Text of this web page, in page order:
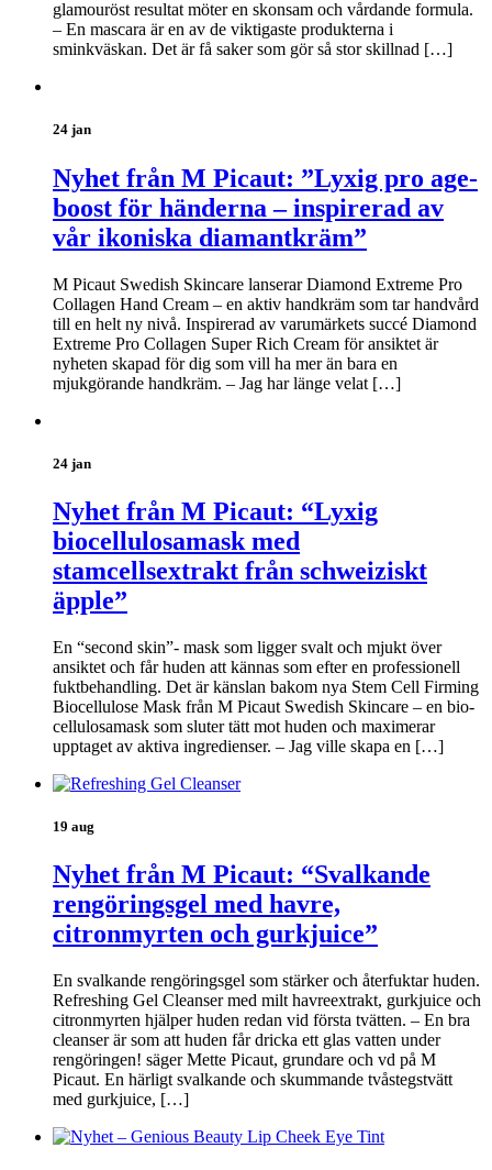
glamouröst resultat möter en skonsam och vårdande formula.
– En mascara är en av de viktigaste produkterna i
sminkväskan. Det är få saker som gör så stor skillnad […]
24 jan
Nyhet från M Picaut: ”Lyxig pro age-
boost för händerna – inspirerad av
vår ikoniska diamantkräm”
M Picaut Swedish Skincare lanserar Diamond Extreme Pro
Collagen Hand Cream – en aktiv handkräm som tar handvård
till en helt ny nivå. Inspirerad av varumärkets succé Diamond
Extreme Pro Collagen Super Rich Cream för ansiktet är
nyheten skapad för dig som vill ha mer än bara en
mjukgörande handkräm. – Jag har länge velat […]
24 jan
Nyhet från M Picaut: “Lyxig
biocellulosamask med
stamcellsextrakt från schweiziskt
äpple”
En “second skin”- mask som ligger svalt och mjukt över
ansiktet och får huden att kännas som efter en professionell
fuktbehandling. Det är känslan bakom nya Stem Cell Firming
Biocellulose Mask från M Picaut Swedish Skincare – en bio-
cellulosamask som sluter tätt mot huden och maximerar
upptaget av aktiva ingredienser. – Jag ville skapa en […]
19 aug
Nyhet från M Picaut: “Svalkande
rengöringsgel med havre,
citronmyrten och gurkjuice”
En svalkande rengöringsgel som stärker och återfuktar huden.
Refreshing Gel Cleanser med milt havreextrakt, gurkjuice och
citronmyrten hjälper huden redan vid första tvätten. – En bra
cleanser är som att huden får dricka ett glas vatten under
rengöringen! säger Mette Picaut, grundare och vd på M
Picaut. En härligt svalkande och skummande tvåstegstvätt
med gurkjuice, […]